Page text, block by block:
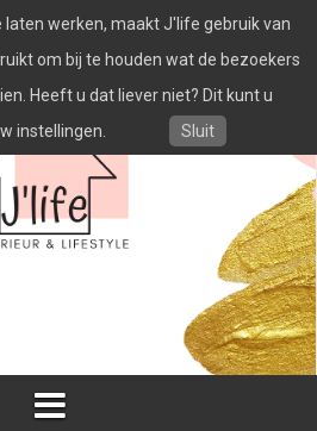
werken, maakt J'life gebruik van
om bij te houden wat de bezoekers
Heeft u dat liever niet? Dit kunt u
instellingen.
Sluit